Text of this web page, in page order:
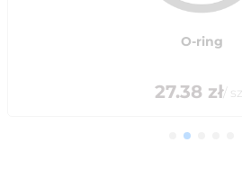
O-ring
27.38 zł/